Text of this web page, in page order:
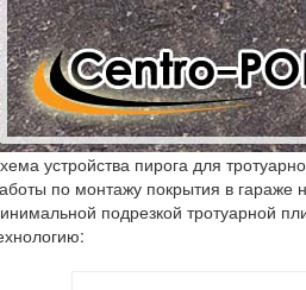
устройства пирога для
по монтажу покрытия в гараже
подрезкой тротуарной